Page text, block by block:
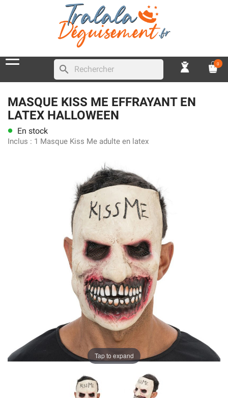
search 0
MASQUE KISS ME EFFRAYANT EN
LATEX HALLOWEEN
lens En stock
Inclus : 1 Masque Kiss Me adulte en latex
Tap to expand